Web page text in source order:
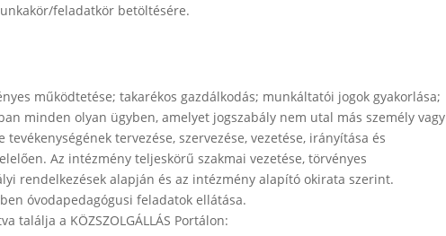
feladatkör betöltésére.
működtetése; takarékos gazdálkodás; munkáltatói jogok gyakorlása;
minden olyan ügyben, amelyet jogszabály nem utal más személy vagy
tervezése, szervezése, vezetése, irányítása és
Az intézmény teljeskörű szakmai vezetése, törvényes
rendelkezések alapján és az intézmény alapító okirata szerint.
óvodapedagógusi feladatok ellátása.
találja a KÖZSZOLGÁLLÁS Portálon: